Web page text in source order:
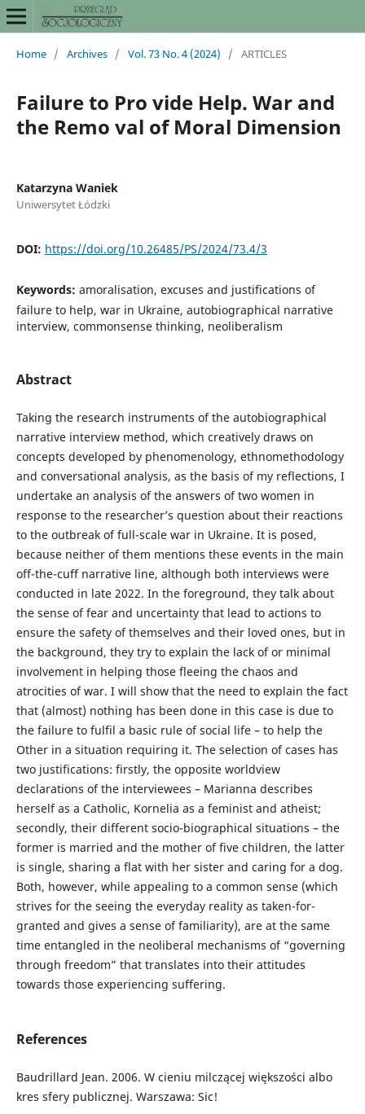
Home / Archives / Vol. 73 No. 4 (2024) / ARTICLES
Failure to Pro vide Help. War and
the Remo val of Moral Dimension
Katarzyna Waniek
Uniwersytet Łódzki
DOI: https://doi.org/10.26485/PS/2024/73.4/3
Keywords: amoralisation, excuses and justifications of
failure to help, war in Ukraine, autobiographical narrative
interview, commonsense thinking, neoliberalism
Abstract
Taking the research instruments of the autobiographical
narrative interview method, which creatively draws on
concepts developed by phenomenology, ethnomethodology
and conversational analysis, as the basis of my reflections, I
undertake an analysis of the answers of two women in
response to the researcher’s question about their reactions
to the outbreak of full-scale war in Ukraine. It is posed,
because neither of them mentions these events in the main
off-the-cuff narrative line, although both interviews were
conducted in late 2022. In the foreground, they talk about
the sense of fear and uncertainty that lead to actions to
ensure the safety of themselves and their loved ones, but in
the background, they try to explain the lack of or minimal
involvement in helping those fleeing the chaos and
atrocities of war. I will show that the need to explain the fact
that (almost) nothing has been done in this case is due to
the failure to fulfil a basic rule of social life – to help the
Other in a situation requiring it. The selection of cases has
two justifications: firstly, the opposite worldview
declarations of the interviewees – Marianna describes
herself as a Catholic, Kornelia as a feminist and atheist;
secondly, their different socio-biographical situations – the
former is married and the mother of five children, the latter
is single, sharing a flat with her sister and caring for a dog.
Both, however, while appealing to a common sense (which
strives for the seeing the everyday reality as taken-for-
granted and gives a sense of familiarity), are at the same
time entangled in the neoliberal mechanisms of “governing
through freedom” that translates into their attitudes
towards those experiencing suffering.
References
Baudrillard Jean. 2006. W cieniu milczącej większości albo
kres sfery publicznej. Warszawa: Sic!